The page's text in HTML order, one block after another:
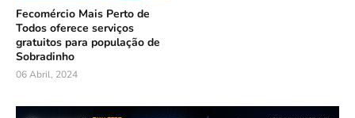
Fecomércio Mais Perto de
Todos oferece serviços
gratuitos para população de
Sobradinho
06 Abril, 2024